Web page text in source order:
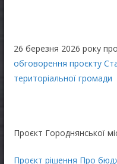
26 березня 2026 року
обговорення проєкту
територіальної громади
Проєкт Городнянської
Проєкт рішення Про